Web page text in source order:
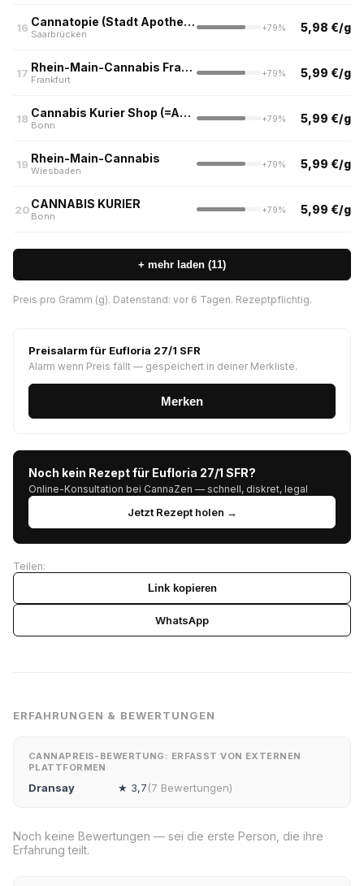
16 Cannatopie (Stadt Apotheke, Saarbrücken)
Saarbrücken
+79% 5,98 €/g
17 Rhein-Main-Cannabis Frankfurt (Nur Abholung)
Frankfurt
+79% 5,99 €/g
18 Cannabis Kurier Shop (=Apotheke im Knauber)
Bonn
+79% 5,99 €/g
19 Rhein-Main-Cannabis
Wiesbaden
+79% 5,99 €/g
20CANNABIS KURIER
Bonn
+79% 5,99 €/g
+ mehr laden (11)
Preis pro Gramm (g). Datenstand: vor 6 Tagen. Rezeptpflichtig.
Preisalarm für Eufloria 27/1 SFR
Alarm wenn Preis fällt — gespeichert in deiner Merkliste.
Merken
Noch kein Rezept für Eufloria 27/1 SFR?
Online-Konsultation bei CannaZen — schnell, diskret, legal
Jetzt Rezept holen →
Teilen:
Link kopieren
WhatsApp
ERFAHRUNGEN & BEWERTUNGEN
CANNAPREIS-BEWERTUNG: ERFASST VON EXTERNEN
PLATTFORMEN
Dransay ★ 3,7(7 Bewertungen)
Noch keine Bewertungen — sei die erste Person, die ihre
Erfahrung teilt.